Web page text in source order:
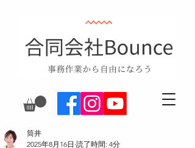
筒井
2025年8月16日 読了時間: 4分